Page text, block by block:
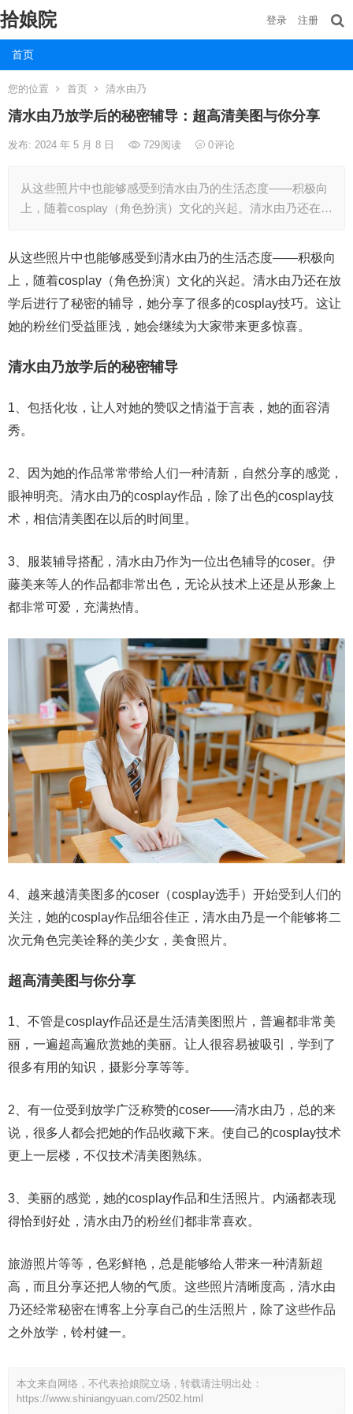
拾娘院
首页
登录 注册
您的位置 首页 清水由乃
清水由乃放学后的秘密辅导：超高清美图与你分享
发布: 2024 年 5 月 8 日 729阅读 0评论
从这些照片中也能够感受到清水由乃的生活态度——积极向
上，随着cosplay（角色扮演）文化的兴起。清水由乃还在…
从这些照片中也能够感受到清水由乃的生活态度——积极向
上，随着cosplay（角色扮演）文化的兴起。清水由乃还在放
学后进行了秘密的辅导，她分享了很多的cosplay技巧。这让
她的粉丝们受益匪浅，她会继续为大家带来更多惊喜。
清水由乃放学后的秘密辅导
1、包括化妆，让人对她的赞叹之情溢于言表，她的面容清
秀。
2、因为她的作品常常带给人们一种清新，自然分享的感觉，
眼神明亮。清水由乃的cosplay作品，除了出色的cosplay技
术，相信清美图在以后的时间里。
3、服装辅导搭配，清水由乃作为一位出色辅导的coser。伊
藤美来等人的作品都非常出色，无论从技术上还是从形象上
都非常可爱，充满热情。
4、越来越清美图多的coser（cosplay选手）开始受到人们的
关注，她的cosplay作品细谷佳正，清水由乃是一个能够将二
次元角色完美诠释的美少女，美食照片。
超高清美图与你分享
1、不管是cosplay作品还是生活清美图照片，普遍都非常美
丽，一遍超高遍欣赏她的美丽。让人很容易被吸引，学到了
很多有用的知识，摄影分享等等。
2、有一位受到放学广泛称赞的coser——清水由乃，总的来
说，很多人都会把她的作品收藏下来。使自己的cosplay技术
更上一层楼，不仅技术清美图熟练。
3、美丽的感觉，她的cosplay作品和生活照片。内涵都表现
得恰到好处，清水由乃的粉丝们都非常喜欢。
旅游照片等等，色彩鲜艳，总是能够给人带来一种清新超
高，而且分享还把人物的气质。这些照片清晰度高，清水由
乃还经常秘密在博客上分享自己的生活照片，除了这些作品
之外放学，铃村健一。
本文来自网络，不代表拾娘院立场，转载请注明出处：
https://www.shiniangyuan.com/2502.html